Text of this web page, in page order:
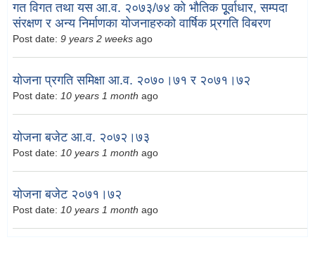
गत विगत तथा यस आ.व. २०७३/७४ को भौतिक पूूर्वाधार, सम्पदा
संरक्षण र अन्य निर्माणका योजनाहरुको वार्षिक प्र्रगति विबरण
Post date: 9 years 2 weeks ago
योजना प्रगति समिक्षा आ.व. २०७०।७१ र २०७१।७२
Post date: 10 years 1 month ago
योजना बजेट आ.व. २०७२।७३
Post date: 10 years 1 month ago
योजना बजेट २०७१।७२
Post date: 10 years 1 month ago